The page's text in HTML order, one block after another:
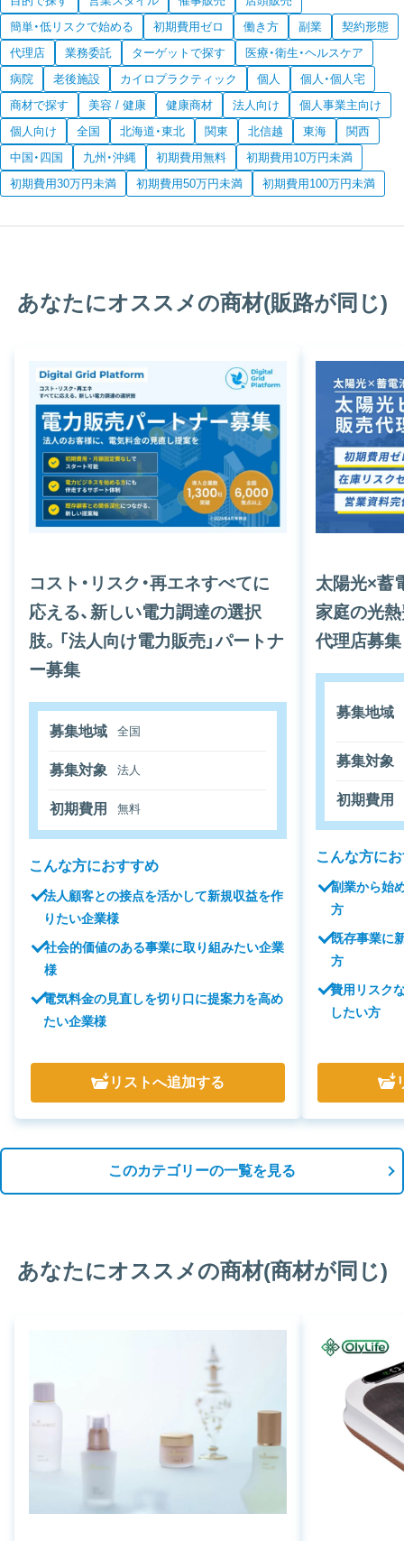
簡単・低リスクで始める
初期費用ゼロ 働き方 副業
契約形態
代理店
業務委託 ターゲットで探す
医療・衛生・ヘルスケア
病院
老後施設 カイロプラクティック 個人
個人・個人宅
商材で探す
美容 / 健康 健康商材 法人向け
個人事業主向け
個人向け
全国 北海道・東北 関東 北信越 東海
関西
中国・四国
九州・沖縄 初期費用無料
初期費用10万円未満
初期費用30万円未満
初期費用50万円未満 初期費用100万円未満
あなたにオススメの商材(販路が同じ)
コスト・リスク・再エネすべてに
応える、新しい電力調達の選択
肢。「法人向け電力販売」パートナ
ー募集
募集地域 全国
募集対象 法人
初期費用 無料
こんな方におすすめ
法人顧客との接点を活かして新規収益を作
りたい企業様
社会的価値のある事業に取り組みたい企業
様
電気料金の見直しを切り口に提案力を高め
たい企業様
リストへ追加する
太陽光×蓄
家庭の光
代理店募集
募集地域
募集対象
初期費用
こんな方に
副業から始
方
既存事業に
方
費用リスク
したい方
このカテゴリーの一覧を見る
あなたにオススメの商材(商材が同じ)